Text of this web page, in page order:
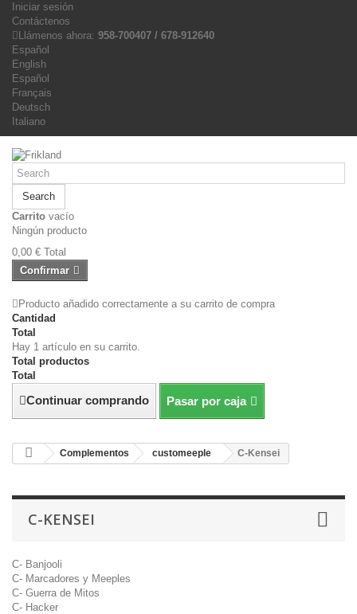
Iniciar sesión
Contáctenos
Llámenos ahora: 958-700407 / 678-912640
Español
English
Español
Français
Deutsch
Italiano
Search
Carrito vacío
Ningún producto
0,00 € Total
Confirmar
Producto añadido correctamente a su carrito de compra
Cantidad
Total
Hay 1 artículo en su carrito.
Total productos
Total
Continuar comprando Pasar por caja
Complementos customeeple C-Kensei
C-KENSEI
C- Banjooli
C- Marcadores y Meeples
C- Guerra de Mitos
C- Hacker